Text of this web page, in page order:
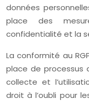
données
place des
confidentialité et la
La conformité au
place de processus
collecte et
droit à l’oubli pour